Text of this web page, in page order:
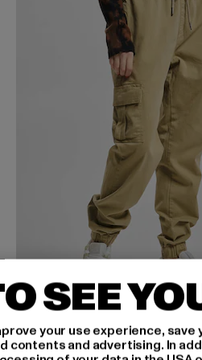
URBAN CLASSICS
Ladies High Waist Comfort
SEE
your use experience,
contents and advertising. In